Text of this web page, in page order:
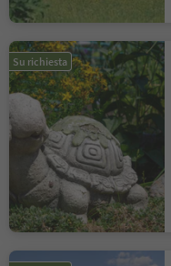
Su richiesta